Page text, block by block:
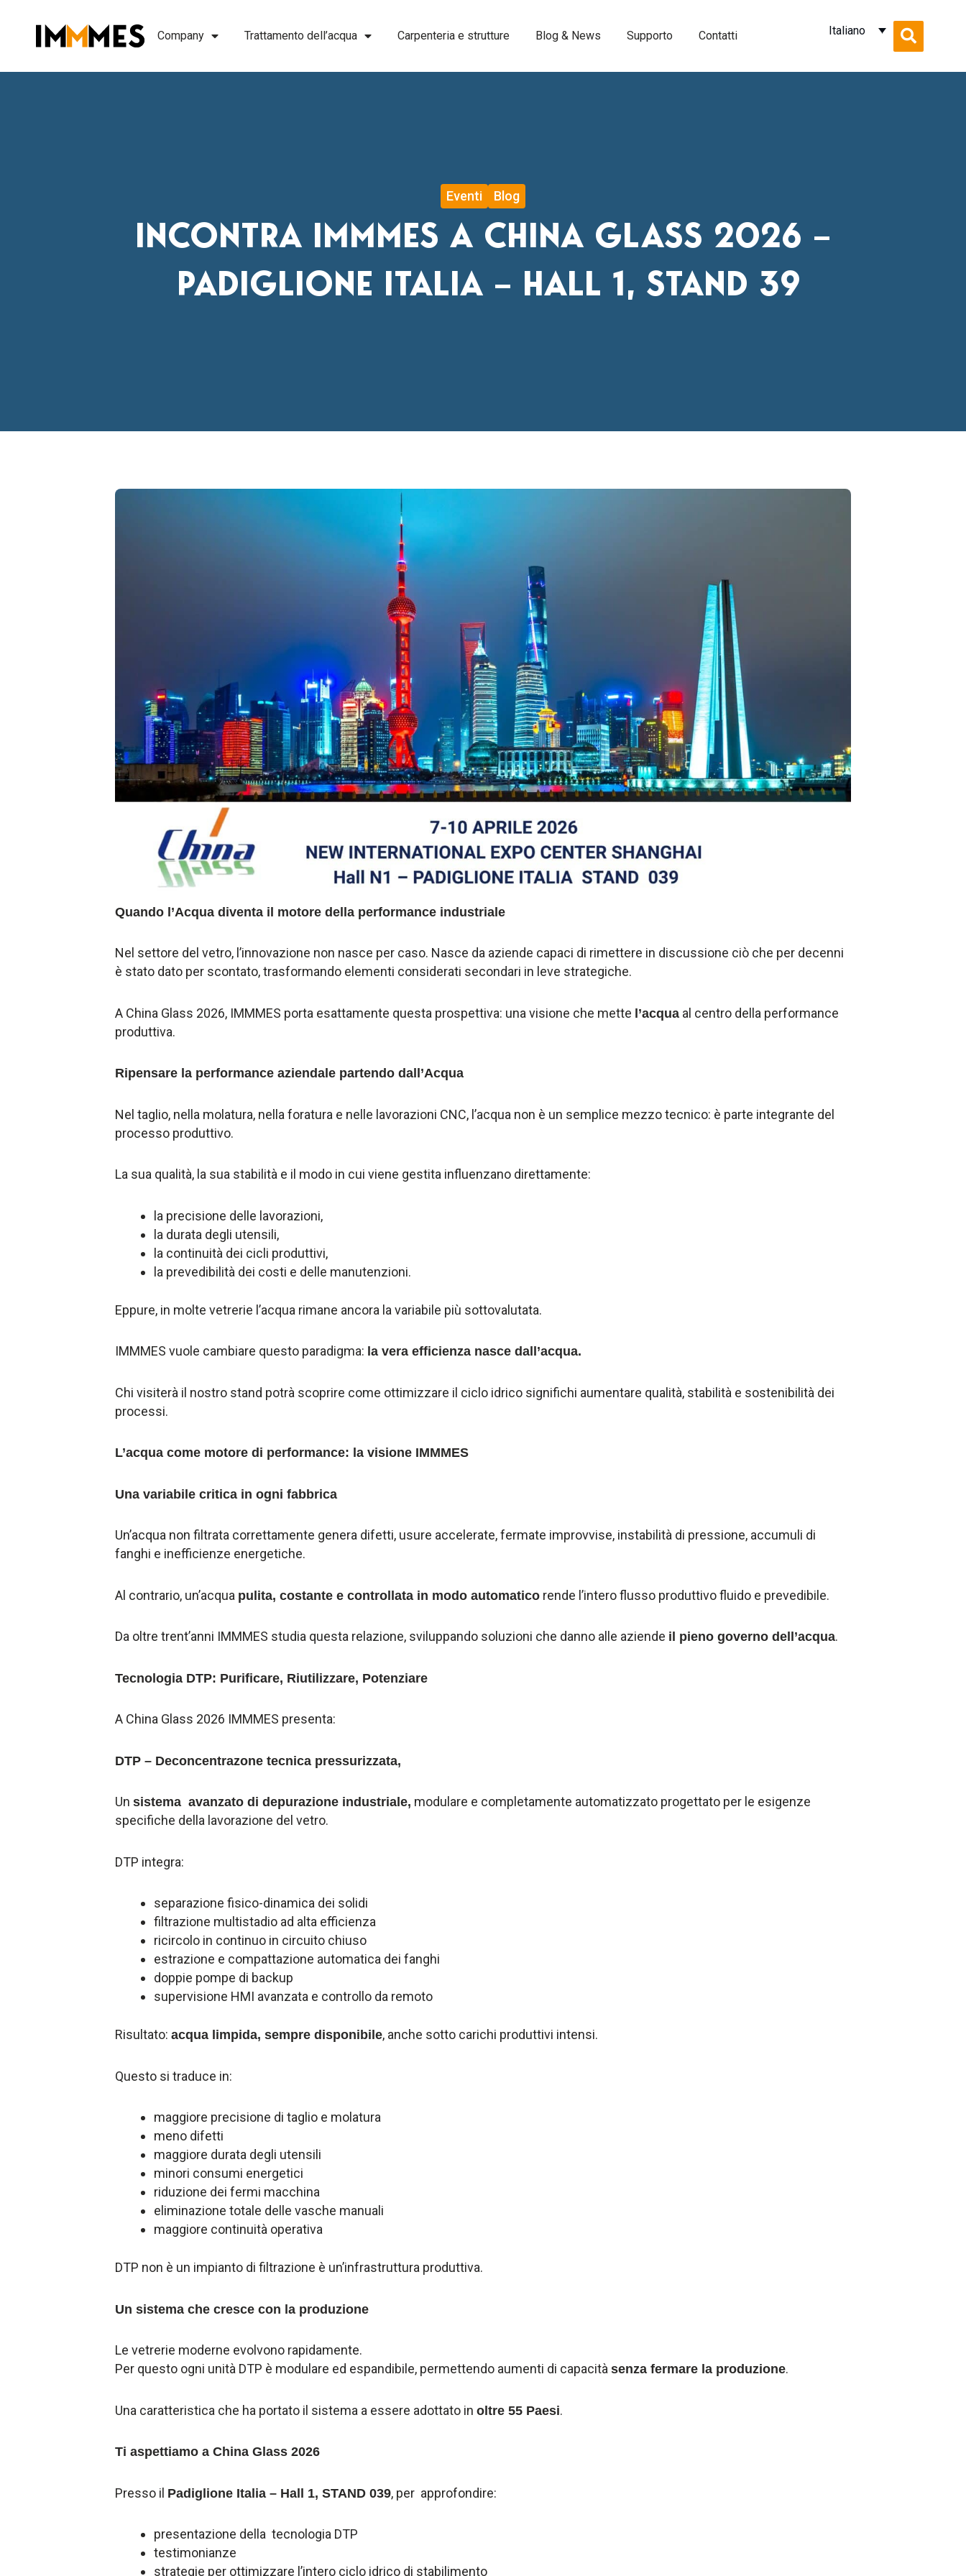
contenuto
Company Trattamento dell’acqua Carpenteria e strutture Blog & News Supporto Contatti Italiano
Eventi Blog
INCONTRA IMMMES A CHINA GLASS 2026 –
PADIGLIONE ITALIA – HALL 1, STAND 39
Quando l’Acqua diventa il motore della performance industriale
Nel settore del vetro, l’innovazione non nasce per caso. Nasce da aziende capaci di rimettere in discussione ciò che per decenni
è stato dato per scontato, trasformando elementi considerati secondari in leve strategiche.
A China Glass 2026, IMMMES porta esattamente questa prospettiva: una visione che mette l’acqua al centro della performance
produttiva.
Ripensare la performance aziendale partendo dall’Acqua
Nel taglio, nella molatura, nella foratura e nelle lavorazioni CNC, l’acqua non è un semplice mezzo tecnico: è parte integrante del
processo produttivo.
La sua qualità, la sua stabilità e il modo in cui viene gestita influenzano direttamente:
la precisione delle lavorazioni,
la durata degli utensili,
la continuità dei cicli produttivi,
la prevedibilità dei costi e delle manutenzioni.
Eppure, in molte vetrerie l’acqua rimane ancora la variabile più sottovalutata.
IMMMES vuole cambiare questo paradigma: la vera efficienza nasce dall’acqua.
Chi visiterà il nostro stand potrà scoprire come ottimizzare il ciclo idrico significhi aumentare qualità, stabilità e sostenibilità dei
processi.
L’acqua come motore di performance: la visione IMMMES
Una variabile critica in ogni fabbrica
Un’acqua non filtrata correttamente genera difetti, usure accelerate, fermate improvvise, instabilità di pressione, accumuli di
fanghi e inefficienze energetiche.
Al contrario, un’acqua pulita, costante e controllata in modo automatico rende l’intero flusso produttivo fluido e prevedibile.
Da oltre trent’anni IMMMES studia questa relazione, sviluppando soluzioni che danno alle aziende il pieno governo dell’acqua.
Tecnologia DTP: Purificare, Riutilizzare, Potenziare
A China Glass 2026 IMMMES presenta:
DTP – Deconcentrazone tecnica pressurizzata,
Un sistema avanzato di depurazione industriale, modulare e completamente automatizzato progettato per le esigenze
specifiche della lavorazione del vetro.
DTP integra:
separazione fisico-dinamica dei solidi
filtrazione multistadio ad alta efficienza
ricircolo in continuo in circuito chiuso
estrazione e compattazione automatica dei fanghi
doppie pompe di backup
supervisione HMI avanzata e controllo da remoto
Risultato: acqua limpida, sempre disponibile, anche sotto carichi produttivi intensi.
Questo si traduce in:
maggiore precisione di taglio e molatura
meno difetti
maggiore durata degli utensili
minori consumi energetici
riduzione dei fermi macchina
eliminazione totale delle vasche manuali
maggiore continuità operativa
DTP non è un impianto di filtrazione è un’infrastruttura produttiva.
Un sistema che cresce con la produzione
Le vetrerie moderne evolvono rapidamente.
Per questo ogni unità DTP è modulare ed espandibile, permettendo aumenti di capacità senza fermare la produzione.
Una caratteristica che ha portato il sistema a essere adottato in oltre 55 Paesi.
Ti aspettiamo a China Glass 2026
Presso il Padiglione Italia – Hall 1, STAND 039, per approfondire:
presentazione della tecnologia DTP
testimonianze
strategie per ottimizzare l’intero ciclo idrico di stabilimento